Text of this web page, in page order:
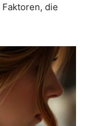
Faktoren, die